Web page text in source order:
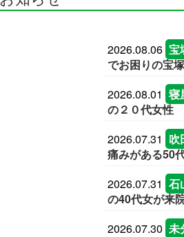
2026.08.06 宝
でお困りの宝
2026.08.01 寝
の２０代女性
2026.07.31 吹
痛みがある50
2026.07.31 石
の40代女が来
2026.07.30 未